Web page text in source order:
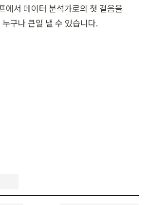
에서 데이터 분석가로의 첫 걸음을
구나 큰일 낼 수 있습니다.